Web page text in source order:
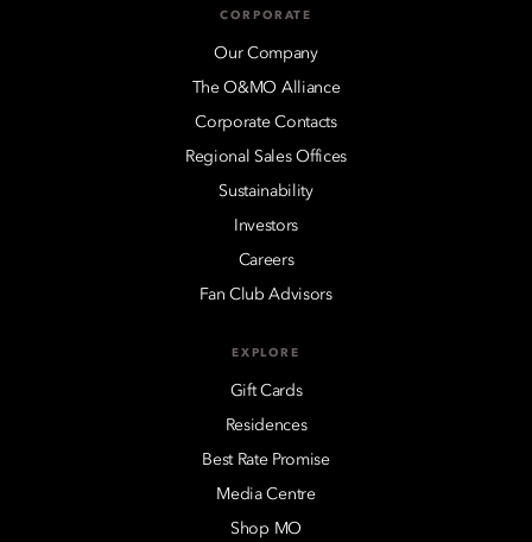
CORPORATE
Our Company
The O&MO Alliance
Corporate Contacts
Regional Sales Offices
Sustainability
Investors
Careers
Fan Club Advisors
EXPLORE
Gift Cards
Residences
Best Rate Promise
Media Centre
Shop MO